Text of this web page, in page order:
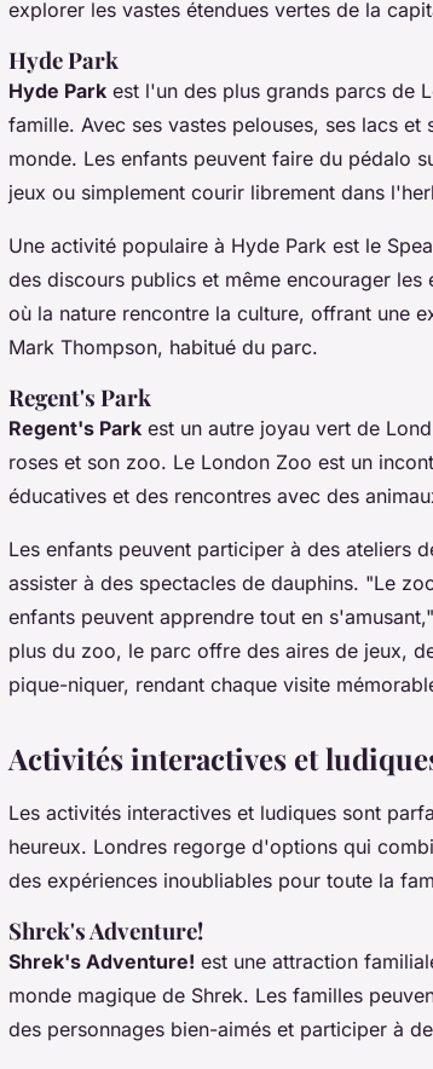
explorer les vastes étendues vertes de la
Hyde Park
Hyde Park est l'un des plus grands parcs de
famille. Avec ses vastes pelouses, ses lacs
monde. Les enfants peuvent faire du pédalo
jeux ou simplement courir librement dans
Une activité populaire à Hyde Park est le
des discours publics et même encourager les
où la nature rencontre la culture, offrant une
Mark Thompson, habitué du parc.
Regent's Park
Regent's Park est un autre joyau vert de
roses et son zoo. Le London Zoo est un
éducatives et des rencontres avec des
Les enfants peuvent participer à des ateliers
assister à des spectacles de dauphins. "Le
enfants peuvent apprendre tout en s'amusant,"
plus du zoo, le parc offre des aires de jeux,
pique-niquer, rendant chaque visite
Activités interactives et
Les activités interactives et ludiques sont
heureux. Londres regorge d'options qui
des expériences inoubliables pour toute la
Shrek's Adventure!
Shrek's Adventure! est une attraction
monde magique de Shrek. Les familles
des personnages bien-aimés et participer à